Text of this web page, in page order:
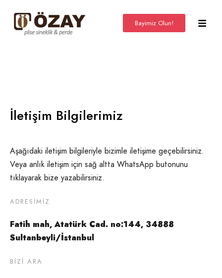
Bayimiz Olun!
İletişim Bilgilerimiz
Aşağıdaki iletişim bilgileriyle bizimle iletişime geçebilirsiniz.
Veya anlık iletişim için sağ altta WhatsApp butonunu
tıklayarak bize yazabilirsiniz.
ADRESIMIZ
Fatih mah, Atatürk Cad. no:144, 34888
Sultanbeyli/İstanbul
BIZI ARA